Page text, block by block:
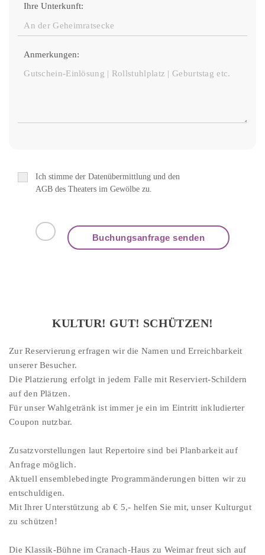
Ihre Unterkunft:
Anmerkungen:
Ich stimme der Datenübermittlung und den
AGB des Theaters im Gewölbe zu.
KULTUR! GUT! SCHÜTZEN!
Zur Reservierung erfragen wir die Namen und Erreichbarkeit
unserer Besucher.
Die Platzierung erfolgt in jedem Falle mit Reserviert-Schildern
auf den Plätzen.
Für unser Wahlgetränk ist immer je ein im Eintritt inkludierter
Coupon nutzbar.
Zusatzvorstellungen laut Repertoire sind bei Planbarkeit auf
Anfrage möglich.
Aktuell ensemblebedingte Programmänderungen bitten wir zu
entschuldigen.
Mit Ihrer Unterstützung ab € 5,- helfen Sie mit, unser Kulturgut
zu schützen!
Die Klassik-Bühne im Cranach-Haus zu Weimar freut sich auf